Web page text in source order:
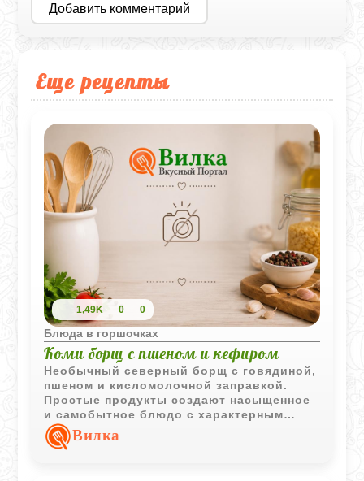
Добавить комментарий
Еще рецепты
1,49K 0 0
Блюда в горшочках
Коми борщ с пшеном и кефиром
Необычный северный борщ с говядиной,
пшеном и кисломолочной заправкой.
Простые продукты создают насыщенное
и самобытное блюдо с характерным
вкусом традиционной кухни Коми.
Вилка